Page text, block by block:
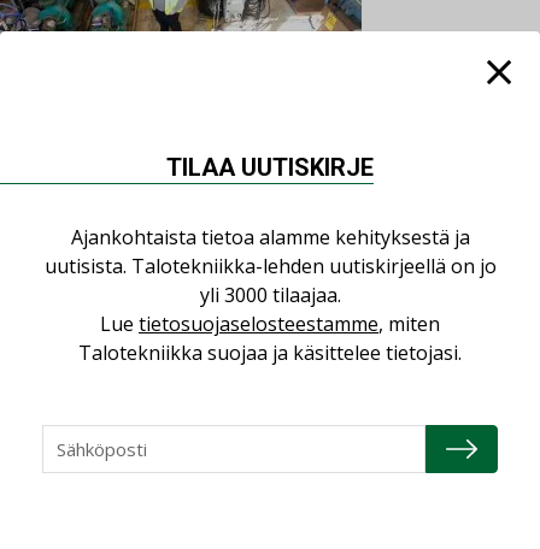
Tuhansia putkia jään alla – Jää syntyy
Helsingin Oulunkylän tekojääkentällä on luisteltu melkein
50 vuotta. Nyt on aika saneerata kentän ja sen yhteydessä
olevan jäähallin kylmäjärjestelmä.
TILAA UUTISKIRJE
Ajankohtaista tietoa alamme kehityksestä ja
uutisista. Talotekniikka-lehden uutiskirjeellä on jo
yli 3000 tilaajaa.
Lue tietosuojaselosteestamme, miten
Talotekniikka suojaa ja käsittelee tietojasi.